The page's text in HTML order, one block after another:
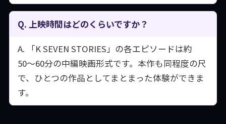
Q. 上映時間はどのくらいですか？
A. 「K SEVEN STORIES」の各エピソードは約
50〜60分の中編映画形式です。本作も同程度の尺
で、ひとつの作品としてまとまった体験ができま
す。